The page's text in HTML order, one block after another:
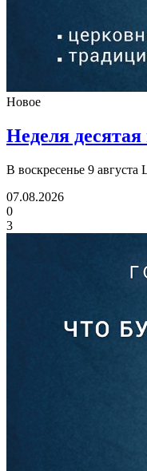
Новое
Неделя десятая
В воскресенье 9
07.08.2026
0
3